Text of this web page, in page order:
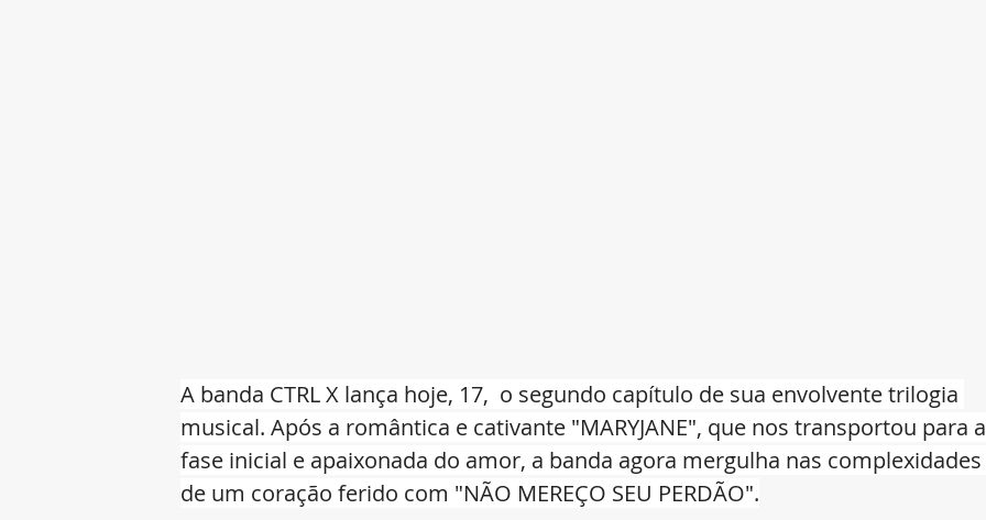
A banda CTRL X lança hoje, 17,  o segundo capítulo de sua envolvente trilogia
musical. Após a romântica e cativante "MARYJANE", que nos transportou para a
fase inicial e apaixonada do amor, a banda agora mergulha nas complexidades
de um coração ferido com "NÃO MEREÇO SEU PERDÃO".